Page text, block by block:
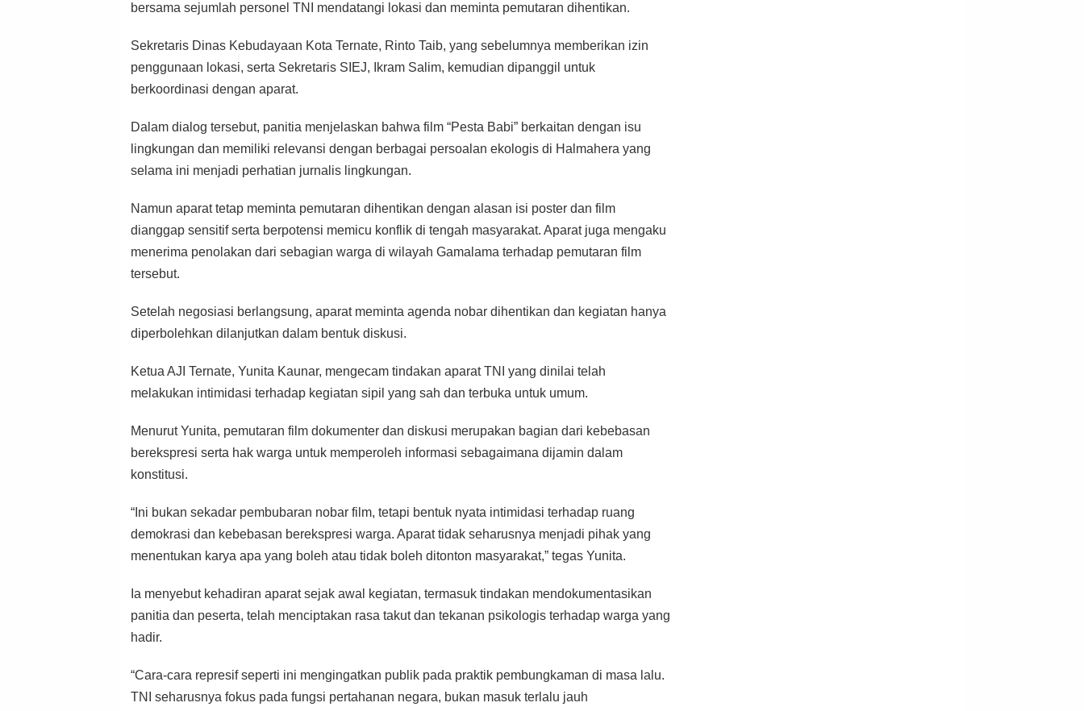
bersama sejumlah personel TNI mendatangi lokasi dan meminta pemutaran dihentikan.
Sekretaris Dinas Kebudayaan Kota Ternate, Rinto Taib, yang sebelumnya memberikan izin
penggunaan lokasi, serta Sekretaris SIEJ, Ikram Salim, kemudian dipanggil untuk
berkoordinasi dengan aparat.
Dalam dialog tersebut, panitia menjelaskan bahwa film “Pesta Babi” berkaitan dengan isu
lingkungan dan memiliki relevansi dengan berbagai persoalan ekologis di Halmahera yang
selama ini menjadi perhatian jurnalis lingkungan.
Namun aparat tetap meminta pemutaran dihentikan dengan alasan isi poster dan film
dianggap sensitif serta berpotensi memicu konflik di tengah masyarakat. Aparat juga mengaku
menerima penolakan dari sebagian warga di wilayah Gamalama terhadap pemutaran film
tersebut.
Setelah negosiasi berlangsung, aparat meminta agenda nobar dihentikan dan kegiatan hanya
diperbolehkan dilanjutkan dalam bentuk diskusi.
Ketua AJI Ternate, Yunita Kaunar, mengecam tindakan aparat TNI yang dinilai telah
melakukan intimidasi terhadap kegiatan sipil yang sah dan terbuka untuk umum.
Menurut Yunita, pemutaran film dokumenter dan diskusi merupakan bagian dari kebebasan
berekspresi serta hak warga untuk memperoleh informasi sebagaimana dijamin dalam
konstitusi.
“Ini bukan sekadar pembubaran nobar film, tetapi bentuk nyata intimidasi terhadap ruang
demokrasi dan kebebasan berekspresi warga. Aparat tidak seharusnya menjadi pihak yang
menentukan karya apa yang boleh atau tidak boleh ditonton masyarakat,” tegas Yunita.
Ia menyebut kehadiran aparat sejak awal kegiatan, termasuk tindakan mendokumentasikan
panitia dan peserta, telah menciptakan rasa takut dan tekanan psikologis terhadap warga yang
hadir.
“Cara-cara represif seperti ini mengingatkan publik pada praktik pembungkaman di masa lalu.
TNI seharusnya fokus pada fungsi pertahanan negara, bukan masuk terlalu jauh